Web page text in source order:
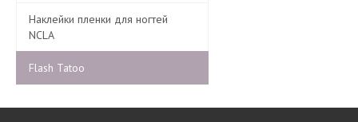
Наклейки пленки для ногтей
NCLA
Flash Tatoo